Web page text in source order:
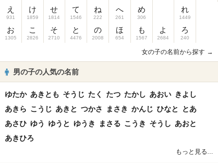
え
931
お
1305
け
1859
こ
2826
せ
1814
そ
2710
て
1546
と
4476
ね
222
の
2008
へ
261
ほ
654
め
306
も
1567
よ
2684
れ
1449
ろ
240
女の子の名前から探す →
男の子の人気の名前
ゆたか あきとも そうじ たく たつ たかし あおい きよし
あきら こうじ あきと つかさ まさき かんじ ひなと
とあ
あさひ ゆう ゆうと ゆうき まさる こうき そうし あおと
あきひろ
もっと見る...